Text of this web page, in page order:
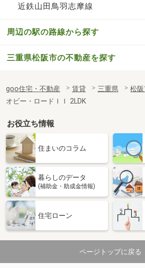
近鉄山田鳥羽志摩線
周辺の駅の路線から探す
三重県松阪市の不動産を探す
goo住宅・不動産 賃貸 三重県 松
オビー・ロードＩＩ 2LDK
お役立ち情報
住まいのコラム
暮らしのデータ
(補助金・助成金情報)
住宅ローン
ページトップに戻る